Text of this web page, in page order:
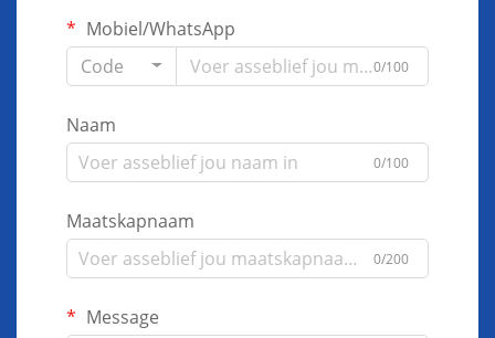
Mobiel/WhatsApp
Code
0/100
Naam
0/100
Maatskapnaam
0/200
Message